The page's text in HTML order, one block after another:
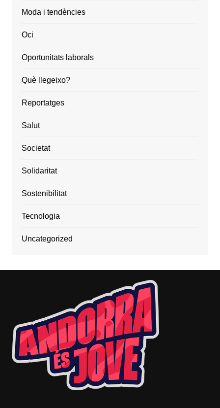
Moda i tendències
Oci
Oportunitats laborals
Què llegeixo?
Reportatges
Salut
Societat
Solidaritat
Sostenibilitat
Tecnologia
Uncategorized